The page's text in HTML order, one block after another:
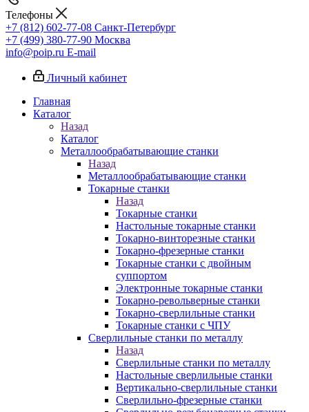
Телефоны
+7 (812) 602-77-08 Санкт-Петербург
+7 (499) 380-77-90 Москва
info@poip.ru E-mail
Личный кабинет
Главная
Каталог
Назад
Каталог
Металлообрабатывающие станки
Назад
Металлообрабатывающие станки
Токарные станки
Назад
Токарные станки
Настольные токарные станки
Токарно-винторезные станки
Токарно-фрезерные станки
Токарные станки с двойным
суппортом
Электронные токарные станки
Токарно-револьверные станки
Токарно-сверлильные станки
Токарные станки с ЧПУ
Сверлильные станки по металлу
Назад
Сверлильные станки по металлу
Настольные сверлильные станки
Вертикально-сверлильные станки
Сверлильно-фрезерные станки